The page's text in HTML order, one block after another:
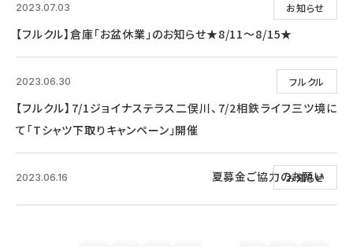
お知らせ
2023.07.03
【フルクル】倉庫「お盆休業」のお知らせ★8/11～8/15★
フルクル
2023.06.30
【フルクル】7/1ジョイナステラス二俣川、7/2相鉄ライフ三ツ境に
て「Tシャツ下取りキャンペーン」開催
お知らせ
2023.06.16 夏募金ご協力のお願い